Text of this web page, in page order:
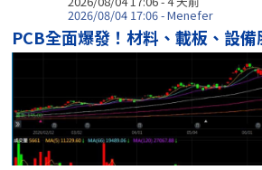
2026/08/04 17:06 - Menefer
PCB全面爆發！材料、載板、設備